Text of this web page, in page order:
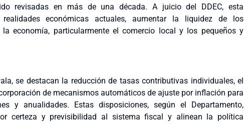
revisadas en más de una década. A juicio del DDEC, esta
económicas actuales, aumentar la liquidez de los
economía, particularmente el comercio local y los pequeños y
se destacan la reducción de tasas contributivas individuales, el
de mecanismos automáticos de ajuste por inflación para
y anualidades. Estas disposiciones, según el Departamento,
certeza y previsibilidad al sistema fiscal y alinean la política